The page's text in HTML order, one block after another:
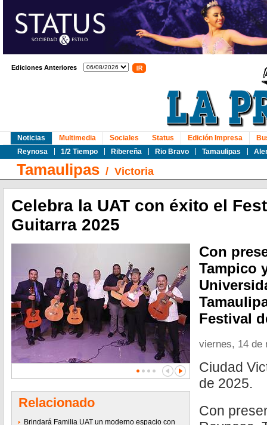
Ediciones Anteriores
Noticias
Reynosa
1/2 Tiempo Ribereña Rio Bravo Tamaulipas
Multimedia Sociales Status Edición Impresa
Tamaulipas / Victoria
Celebra la UAT con éxito el
Guitarra 2025
Relacionado
Brindará Familia UAT un moderno espacio con
Con
Tampico
Festival
viernes, 14 de
Ciudad
de 2025.
Con